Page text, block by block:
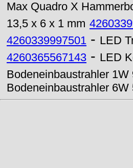
Max Quadro X
13,5 x 6 x 1 mm
4260339997501 - LED
4260365567143 - LED
Bodeneinbaustrahler
Bodeneinbaustrahler